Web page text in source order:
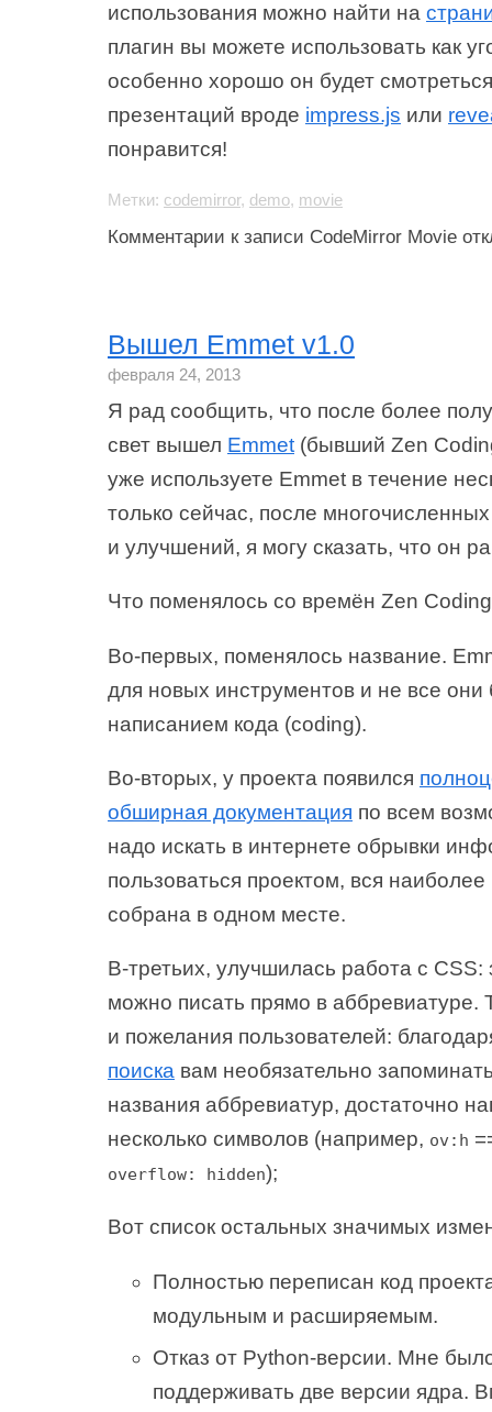
использования можно найти на
плагин вы можете использовать как
особенно хорошо он будет
презентаций вроде impress.js или
понравится!
Метки: codemirror, demo, movie
Комментарии к записи CodeMirror Movie
Вышел Emmet v1.0
февраля 24, 2013
Я рад сообщить, что после более
свет вышел Emmet (бывший Zen
уже используете Emmet в течение
только сейчас, после
и улучшений, я могу сказать, что он
Что поменялось со времён Zen
Во-первых, поменялось название.
для новых инструментов и не все они
написанием кода (coding).
Во-вторых, у проекта появился
обширная документация по всем
надо искать в интернете обрывки
пользоваться проектом, вся
собрана в одном месте.
В-третьих, улучшилась работа с CSS:
можно писать прямо в аббревиатуре.
и пожелания пользователей:
поиска вам необязательно
названия аббревиатур, достаточно
несколько символов (например, ov:h
overflow: hidden);
Вот список остальных значимых
Полностью переписан код
модульным и расширяемым.
Отказ от Python-версии. Мне
поддерживать две версии ядра.